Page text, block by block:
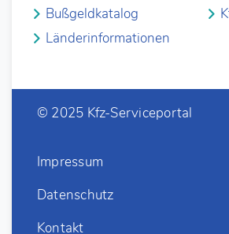
Bußgeldkatalog
Länderinformationen
© 2025 Kfz-Serviceportal
Impressum
Datenschutz
Kontakt